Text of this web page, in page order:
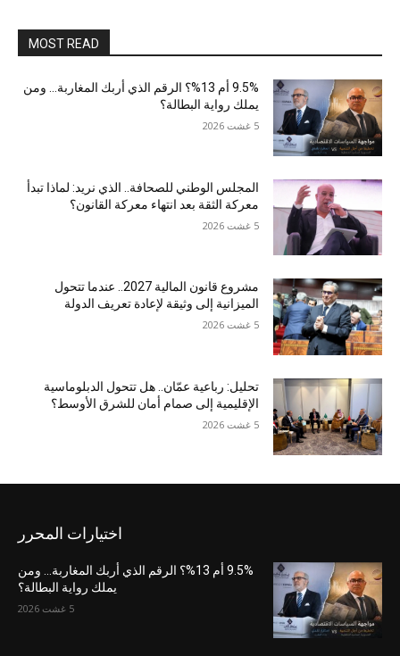
MOST READ
9.5% أم 13%؟ الرقم الذي أربك المغاربة… ومن
يملك رواية البطالة؟
5 غشت 2026
المجلس الوطني للصحافة.. الذي نريد: لماذا تبدأ
معركة الثقة بعد انتهاء معركة القانون؟
5 غشت 2026
مشروع قانون المالية 2027.. عندما تتحول
الميزانية إلى وثيقة لإعادة تعريف الدولة
5 غشت 2026
تحليل: رباعية عمّان.. هل تتحول الدبلوماسية
الإقليمية إلى صمام أمان للشرق الأوسط؟
5 غشت 2026
اختيارات المحرر
9.5% أم 13%؟ الرقم الذي أربك المغاربة… ومن
يملك رواية البطالة؟
5 غشت 2026